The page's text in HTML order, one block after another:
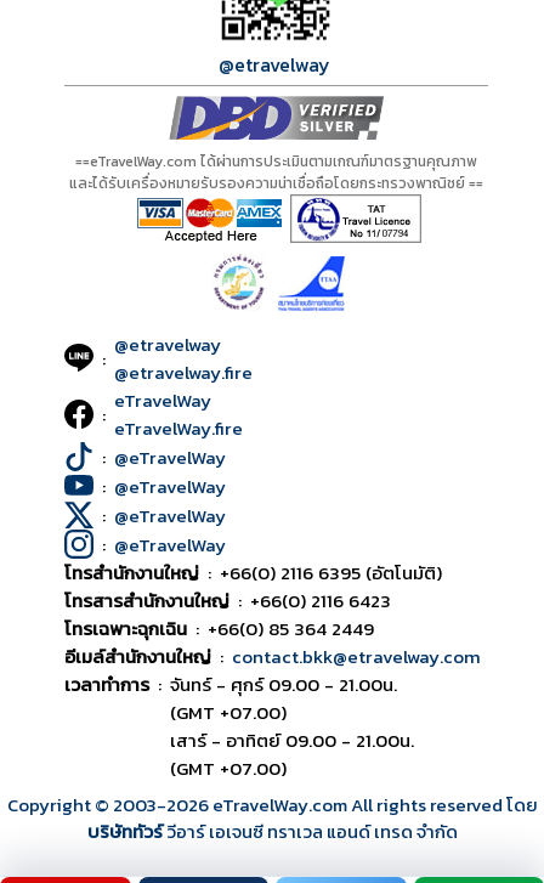
@etravelway
==eTravelWay.com ได้ผ่านการประเมินตามเกณฑ์มาตรฐานคุณภาพ
และได้รับเครื่องหมายรับรองความน่าเชื่อถือโดยกระทรวงพาณิชย์ ==
: @etravelway
@etravelway.fire
: eTravelWay
eTravelWay.fire
: @eTravelWay
: @eTravelWay
: @eTravelWay
: @eTravelWay
โทรสำนักงานใหญ่ : +66(0) 2116 6395 (อัตโนมัติ)
โทรสารสำนักงานใหญ่ : +66(0) 2116 6423
โทรเฉพาะฉุกเฉิน : +66(0) 85 364 2449
อีเมล์สำนักงานใหญ่ : contact.bkk@etravelway.com
เวลาทำการ : จันทร์ - ศุกร์ 09.00 - 21.00น.
(GMT +07.00)
เสาร์ - อาทิตย์ 09.00 - 21.00น.
(GMT +07.00)
Copyright © 2003-2026eTravelWay.com All rights reserved โดย
บริษัททัวร์วีอาร์ เอเจนซี ทราเวล แอนด์ เทรด จำกัด